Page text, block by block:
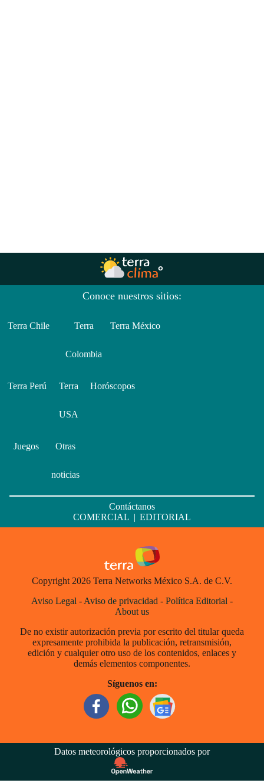
Conoce nuestros sitios:
Terra Chile Terra
Colombia
Terra México
Terra Perú Terra
USA
Horóscopos
Juegos Otras
noticias
Contáctanos
COMERCIAL | EDITORIAL
Copyright 2026 Terra Networks México S.A. de C.V.
Aviso Legal - Aviso de privacidad - Política Editorial -
About us
De no existir autorización previa por escrito del titular queda
expresamente prohibida la publicación, retransmisión,
edición y cualquier otro uso de los contenidos, enlaces y
demás elementos componentes.
Síguenos en:
Datos meteorológicos proporcionados por